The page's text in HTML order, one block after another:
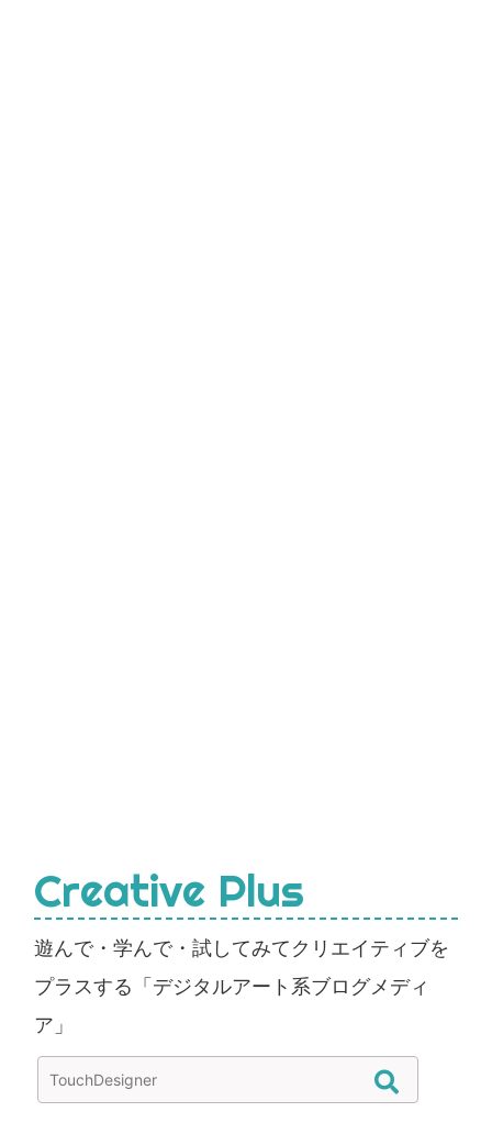
Creative Plus
遊んで・学んで・試してみてクリエイティブを
プラスする「デジタルアート系ブログメディ
ア」